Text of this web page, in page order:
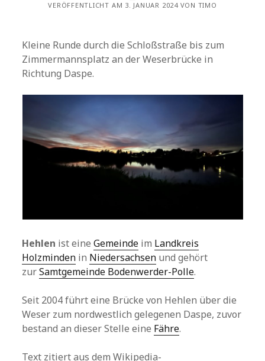
VERÖFFENTLICHT AM 3. JANUAR 2024 VON TIMO
Kleine Runde durch die Schloßstraße bis zum
Zimmermannsplatz an der Weserbrücke in
Richtung Daspe.
Hehlen ist eineGemeinde im Landkreis
Holzminden in Niedersachsen und gehört
zurSamtgemeinde Bodenwerder-Polle.
Seit 2004 führt eine Brücke von Hehlen über die
Weser zum nordwestlich gelegenen Daspe, zuvor
bestand an dieser Stelle eine Fähre.
Text zitiert aus dem Wikipedia-